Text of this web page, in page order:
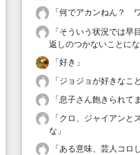
「何でアカンねん？
「そういう状況では早
返しのつかないことに
「好き 」
「ジョジョが好きなこ
「息子さん飽きられて
「クロ、ジャイアンと
な 」
「ある意味、芸人コロ